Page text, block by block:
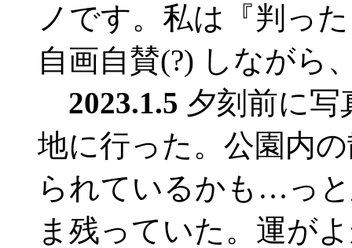
ノです。私は『判っ
自画自賛(?) しながら
2023.1.5 夕刻前に
地に行った。公園内
られているかも…っ
ま残っていた。運が